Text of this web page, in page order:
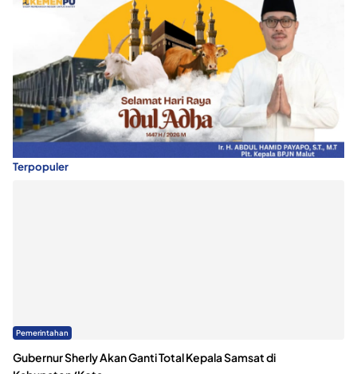
Terpopuler
Pemerintahan
Gubernur Sherly Akan Ganti Total Kepala Samsat di